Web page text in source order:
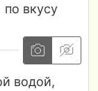
по вкусу
водой,